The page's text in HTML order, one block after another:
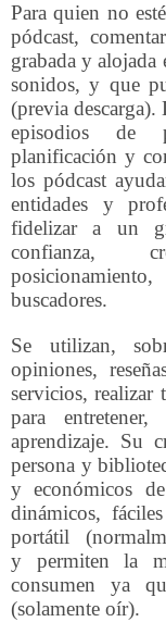
Para quien no
pódcast,
grabada y
sonidos, y que
(previa
episodios de
planificación y
los pódcast
entidades y
fidelizar a un
confianza,
buscadores.
Se utilizan,
opiniones,
servicios,
para
aprendizaje. Su
persona y
y económicos
dinámicos,
portátil
y permiten la
consumen ya
(solamente oír).